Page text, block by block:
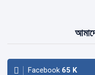
Facebook 65 K